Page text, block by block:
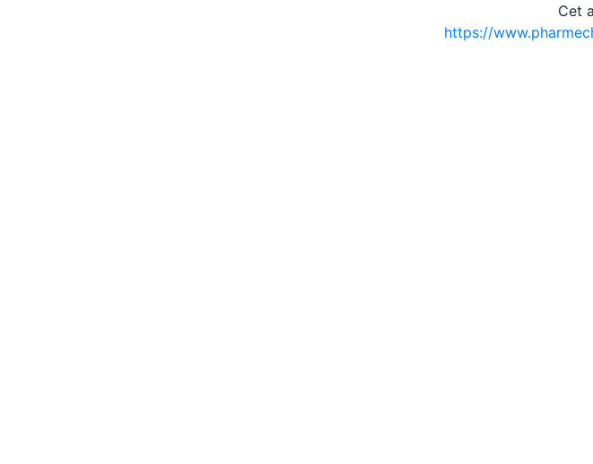
Cet
https://